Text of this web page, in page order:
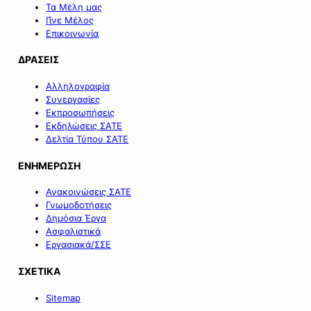
Τα Μέλη μας
Γίνε Μέλος
Επικοινωνία
ΔΡΑΣΕΙΣ
Αλληλογραφία
Συνεργασίες
Εκπροσωπήσεις
Εκδηλώσεις ΣΑΤΕ
Δελτία Τύπου ΣΑΤΕ
ΕΝΗΜΕΡΩΣΗ
Ανακοινώσεις ΣΑΤΕ
Γνωμοδοτήσεις
Δημόσια Έργα
Ασφαλιστικά
Εργασιακά/ΣΣΕ
ΣΧΕΤΙΚΑ
Sitemap